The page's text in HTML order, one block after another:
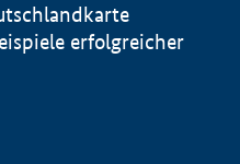
erfolgreicher